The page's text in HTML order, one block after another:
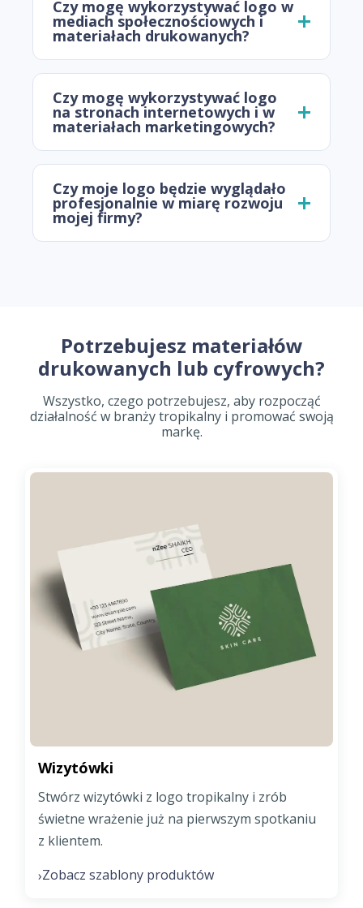
Czy mogę wykorzystywać logo w
mediach społecznościowych i
materiałach drukowanych?
Czy mogę wykorzystywać logo
na stronach internetowych i w
materiałach marketingowych?
Czy moje logo będzie wyglądało
profesjonalnie w miarę rozwoju
mojej firmy?
Potrzebujesz materiałów
drukowanych lub cyfrowych?
Wszystko, czego potrzebujesz, aby rozpocząć
działalność w branży tropikalny i promować swoją
markę.
Wizytówki
Stwórz wizytówki z logo tropikalny i zrób
świetne wrażenie już na pierwszym spotkaniu
z klientem.
›Zobacz szablony produktów